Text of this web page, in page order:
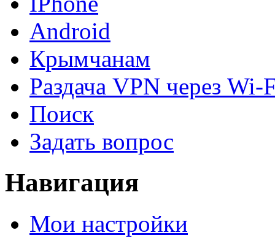
Android
Крымчанам
Раздача VPN через Wi-
Поиск
Задать вопрос
Навигация
Мои настройки